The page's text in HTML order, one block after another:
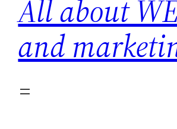
All about
and